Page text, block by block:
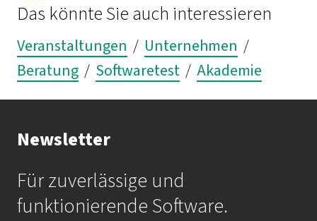
Das könnte Sie auch interessieren
Veranstaltungen / Unternehmen /
Beratung / Softwaretest / Akademie
Newsletter
Für zuverlässige und
funktionierende Software.